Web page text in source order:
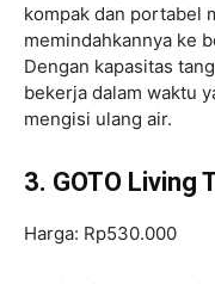
kompak dan portabel
memindahkannya ke
Dengan kapasitas
bekerja dalam waktu
mengisi ulang air.
3. GOTO Living
Harga: Rp530.000